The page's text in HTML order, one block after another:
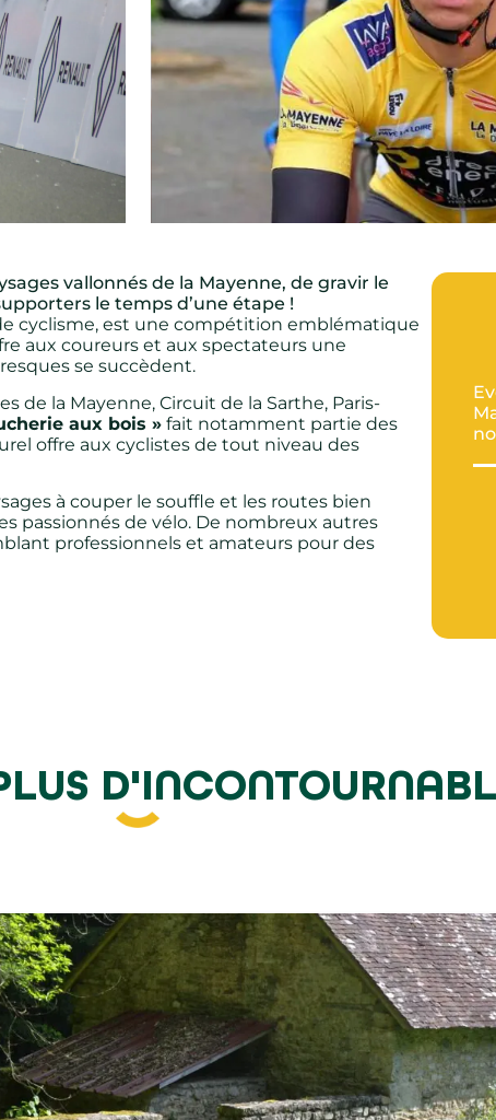
vallonnés de la Mayenne, de gravir le
le temps d’une étape !
cyclisme, est une compétition emblématique
aux coureurs et aux spectateurs une
se succèdent.
de la Mayenne, Circuit de la Sarthe, Paris-
aux bois » fait notamment partie des
offre aux cyclistes de tout niveau des
à couper le souffle et les routes bien
passionnés de vélo. De nombreux autres
professionnels et amateurs pour des